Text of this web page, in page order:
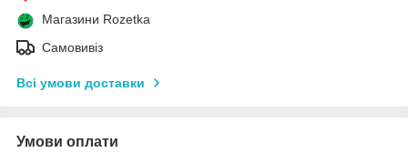
Магазини Rozetka
Самовивіз
Всі умови доставки
Умови оплати